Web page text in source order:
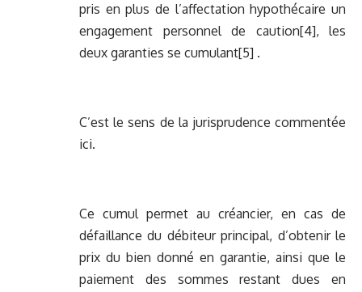
pris en plus de l’affectation hypothécaire un
engagement personnel de caution[4], les
deux garanties se cumulant[5] .
C’est le sens de la jurisprudence commentée
ici.
Ce cumul permet au créancier, en cas de
défaillance du débiteur principal, d’obtenir le
prix du bien donné en garantie, ainsi que le
paiement des sommes restant dues en